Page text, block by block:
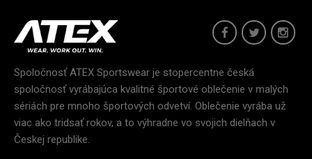
Triatlonová kombinéza s krátkym rukávom MARK ELITE
RedTriatlonové kombinézy vznikli vďaka úzkej spol..
Spoločnosť ATEX Sportswear je stopercentne česká
spoločnosť vyrábajúca kvalitné športové oblečenie v malých
sériách pre mnoho športových odvetví. Oblečenie vyrába už
viac ako tridsať rokov, a to výhradne vo svojich dielňach v
Českej republike.